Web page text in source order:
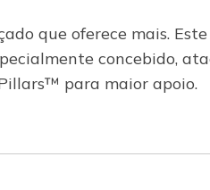
que oferece mais.
concebido,
para maior apoio.